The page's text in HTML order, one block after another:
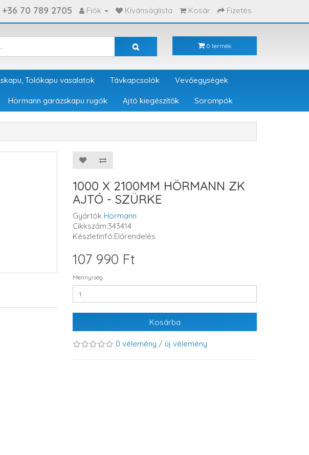
+36 70 789 2705 Fiók Kívánságlista Kosár Fizetés
0 termék
Tolókapu vasalatok Távkapcsolók Vevőegységek
Hörmann garázskapu rugók Ajtó kiegészítők Sorompók
1000 X 2100MM HÖRMANN ZK
AJTÓ - SZÜRKE
Gyártók Hörmann
Cikkszám:343414
Készletinfó:Előrendelés
107 990 Ft
Mennyiség
Kosárba
0 vélemény / új vélemény